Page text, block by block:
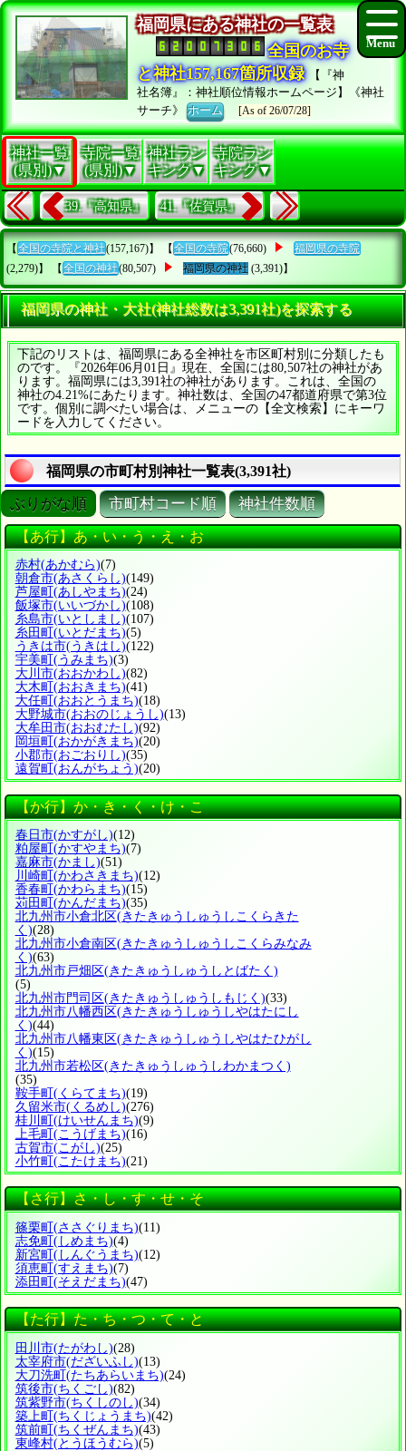
福岡県にある神社の一覧表
全国のお寺
と神社157,167箇所収録
【『神
社名簿』：神社順位情報ホームページ】《神社
サーチ》ホーム [As of 26/07/28]
神社一覧
(県別)▼
寺院一覧
(県別)▼
神社ラン
キング▼
寺院ラン
キング▼
39.『高知県』 41.『佐賀県』
【 全国の寺院と神社(157,167)】 【 全国の寺院(76,660)
福岡県の寺院
(2,279)】 【 全国の神社(80,507) 福岡県の神社 (3,391)】
福岡県の神社・大社(神社総数は3,391社)を探索する
下記のリストは、福岡県にある全神社を市区町村別に分類したも
のです。『2026年06月01日』現在、全国には80,507社の神社があ
ります。福岡県には3,391社の神社があります。これは、全国の
神社の4.21%にあたります。神社数は、全国の47都道府県で第3位
です。個別に調べたい場合は、メニューの【全文検索】にキーワ
ードを入力してください。
福岡県の市町村別神社一覧表(3,391社)
ぶりがな順 市町村コード順 神社件数順
【あ行】あ・い・う・え・お
赤村(あかむら)(7)
朝倉市(あさくらし)(149)
芦屋町 (あしやまち)(24)
飯塚市(いいづかし)(108)
糸島市(いとしまし)(107)
糸田町 (いとだまち)(5)
うきは市(うきはし)(122)
宇美町 (うみまち)(3)
大川市(おおかわし)(82)
大木町 (おおきまち)(41)
大任町 (おおとうまち)(18)
大野城市(おおのじょうし)(13)
大牟田市(おおむたし)(92)
岡垣町 (おかがきまち)(20)
小郡市(おごおりし)(35)
遠賀町 (おんがちょう)(20)
【か行】か・き・く・け・こ
春日市(かすがし)(12)
粕屋町 (かすやまち)(7)
嘉麻市(かまし)(51)
川崎町 (かわさきまち)(12)
香春町 (かわらまち)(15)
苅田町 (かんだまち)(35)
北九州市小倉北区(きたきゅうしゅうしこくらきた
く)(28)
北九州市小倉南区(きたきゅうしゅうしこくらみなみ
く)(63)
北九州市戸畑区(きたきゅうしゅうしとばたく)
(5)
北九州市門司区(きたきゅうしゅうしもじく)(33)
北九州市八幡西区(きたきゅうしゅうしやはたにし
く)(44)
北九州市八幡東区(きたきゅうしゅうしやはたひがし
く)(15)
北九州市若松区(きたきゅうしゅうしわかまつく)
(35)
鞍手町 (くらてまち)(19)
久留米市(くるめし)(276)
桂川町 (けいせんまち)(9)
上毛町 (こうげまち)(16)
古賀市(こがし)(25)
小竹町 (こたけまち)(21)
【さ行】さ・し・す・せ・そ
篠栗町 (ささぐりまち)(11)
志免町 (しめまち)(4)
新宮町 (しんぐうまち)(12)
須恵町 (すえまち)(7)
添田町 (そえだまち)(47)
【た行】た・ち・つ・て・と
田川市(たがわし)(28)
太宰府市(だざいふし)(13)
大刀洗町(たちあらいまち)(24)
筑後市(ちくごし)(82)
筑紫野市(ちくしのし)(34)
築上町(ちくじょうまち)(42)
筑前町(ちくぜんまち)(43)
東峰村(とうほうむら)(5)